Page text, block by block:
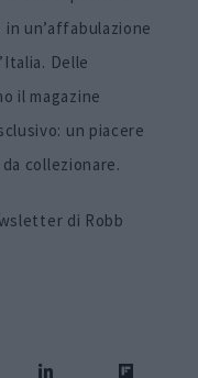
un’affabulazione
Delle
il magazine
un piacere
collezionare.
di Robb